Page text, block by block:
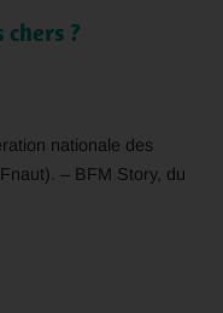
?
nationale des
Fnaut). – BFM Story, du